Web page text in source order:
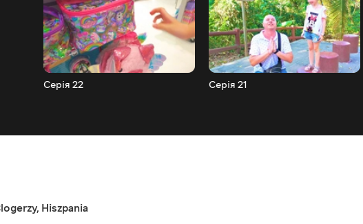
Серія 22 Серія 21
, Hiszpania